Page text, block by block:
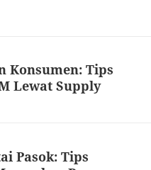
Konsumen: Tips
Lewat Supply
Pasok: Tips